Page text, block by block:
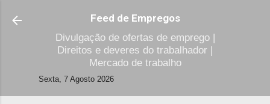
Avançar para o conteúdo principal
Feed de Empregos
Divulgação de ofertas de emprego |
Direitos e deveres do trabalhador |
Mercado de trabalho
Sexta, 7 Agosto 2026